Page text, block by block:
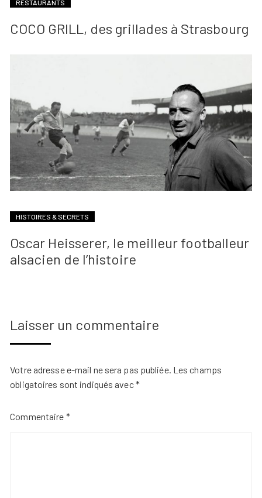
RESTAURANTS
COCO GRILL, des grillades à Strasbourg
HISTOIRES & SECRETS
Oscar Heisserer, le meilleur footballeur
alsacien de l’histoire
Laisser un commentaire
Votre adresse e-mail ne sera pas publiée. Les champs
obligatoires sont indiqués avec*
Commentaire *